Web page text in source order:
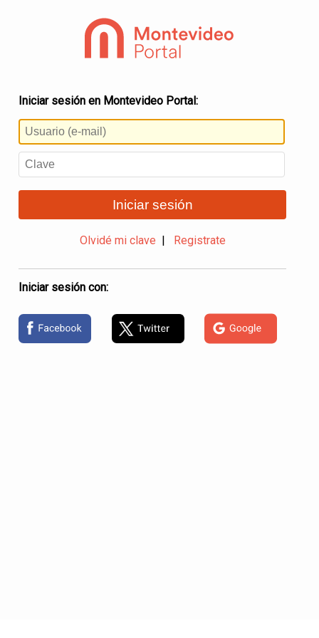
Iniciar sesión en Montevideo Portal:
Iniciar sesión
Olvidé mi clave Registrate
Iniciar sesión con: